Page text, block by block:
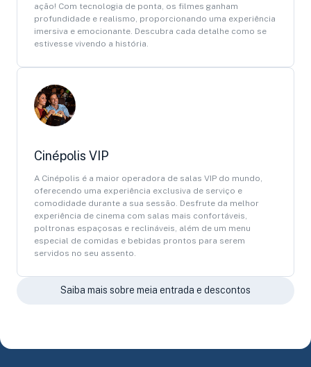
ação! Com tecnologia de ponta, os filmes ganham
profundidade e realismo, proporcionando uma experiência
imersiva e emocionante. Descubra cada detalhe como se
estivesse vivendo a história.
Cinépolis VIP
A Cinépolis é a maior operadora de salas VIP do mundo,
oferecendo uma experiência exclusiva de serviço e
comodidade durante a sua sessão. Desfrute da melhor
experiência de cinema com salas mais confortáveis,
poltronas espaçosas e reclináveis, além de um menu
especial de comidas e bebidas prontos para serem
servidos no seu assento.
Saiba mais sobre meia entrada e descontos